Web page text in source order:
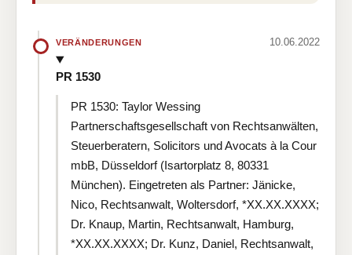
VERÄNDERUNGEN 10.06.2022
PR 1530
PR 1530: Taylor Wessing
Partnerschaftsgesellschaft von Rechtsanwälten,
Steuerberatern, Solicitors und Avocats à la Cour
mbB, Düsseldorf (Isartorplatz 8, 80331
München). Eingetreten als Partner: Jänicke,
Nico, Rechtsanwalt, Woltersdorf, *XX.XX.XXXX;
Dr. Knaup, Martin, Rechtsanwalt, Hamburg,
*XX.XX.XXXX; Dr. Kunz, Daniel, Rechtsanwalt,